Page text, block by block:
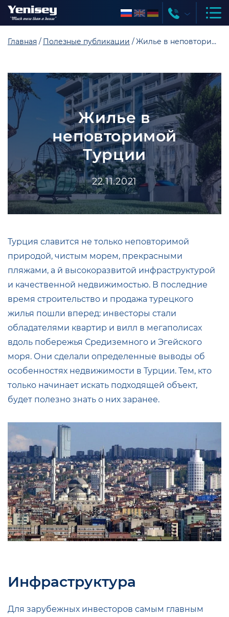
Главная Полезные публикации Жилье в неповторимой Турции
Жилье в
неповторимой
Турции
22.11.2021
Турция славится не только неповторимой
природой, чистым морем, прекрасными
пляжами, а й высокоразвитой инфраструктурой
и качественной недвижимостью. В последние
время строительство и продажа турецкого
жилья пошли вперед: инвесторы стали
обладателями квартир и вилл в мегаполисах
вдоль побережья Средиземного и Эгейского
моря. Они сделали определенные выводы об
особенностях недвижимости в Турции. Тем, кто
только начинает искать подходящей объект,
будет полезно знать о них заранее.
Инфраструктура
Для зарубежных инвесторов самым главным